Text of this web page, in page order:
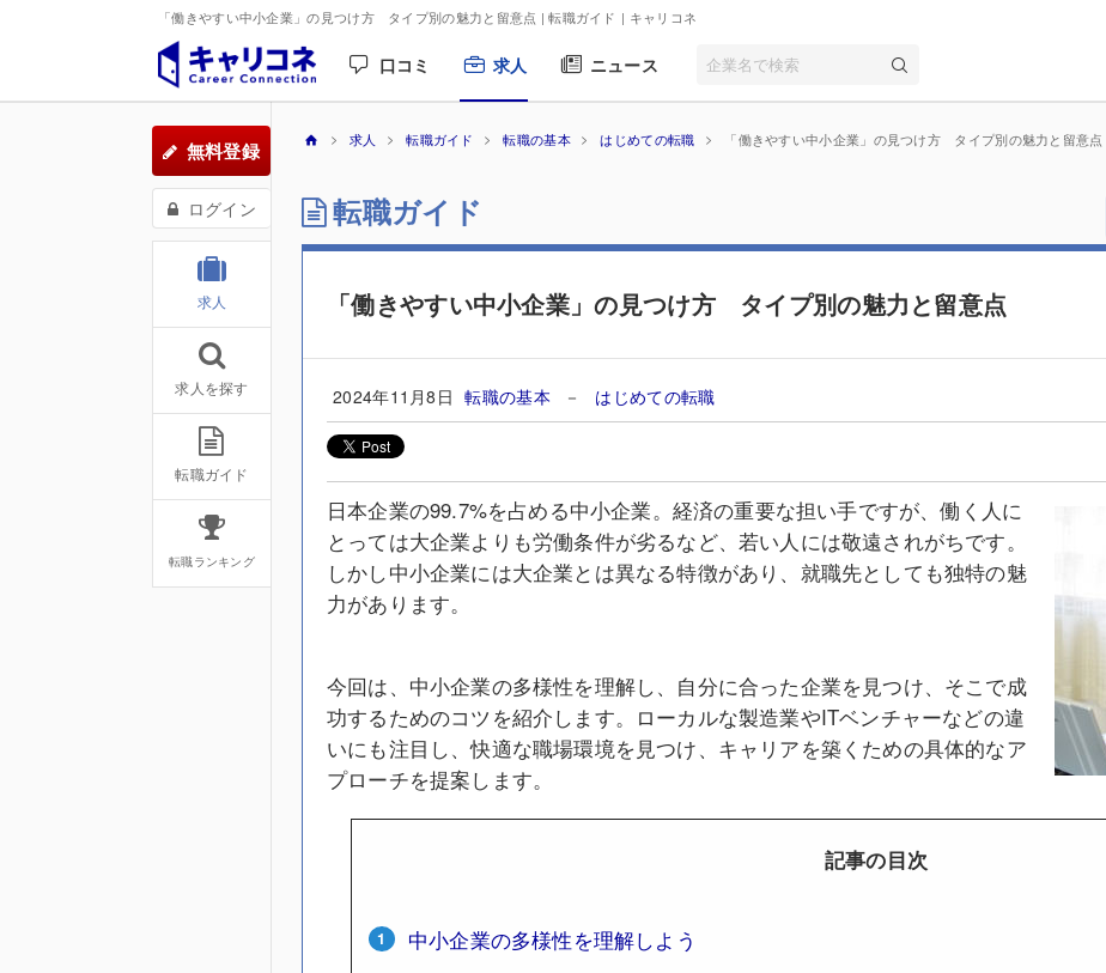
「働きやすい中小企業」の見つけ方 タイプ別の魅力と留意点 | 転職ガイド | キャリコネ
口コミ 求人 ニュース
無料登録
ログイン
求人
求人を探す
転職ガイド
転職ランキング
求人 転職ガイド 転職の基本 はじめての転職 「働きやすい中小企業」の見つけ方 タイプ別の魅力と留意点
転職ガイド
「働きやすい中小企業」の見つけ方 タイプ別の魅力と留意点
2024年11月8日 転職の基本 － はじめての転職
日本企業の99.7%を占める中小企業。経済の重要な担い手ですが、働く人に
とっては大企業よりも労働条件が劣るなど、若い人には敬遠されがちです。
しかし中小企業には大企業とは異なる特徴があり、就職先としても独特の魅
力があります。
今回は、中小企業の多様性を理解し、自分に合った企業を見つけ、そこで成
功するためのコツを紹介します。ローカルな製造業やITベンチャーなどの違
いにも注目し、快適な職場環境を見つけ、キャリアを築くための具体的なア
プローチを提案します。
記事の目次
中小企業の多様性を理解しよう